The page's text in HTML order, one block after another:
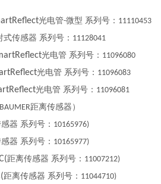
光电管-微型 系列号： 11110453
式传感器 系列号： 11128041
光电管 系列号： 11096080
光电管 系列号： 11096083
光电管 系列号： 11096081
BAUMER距离传感器）
器 系列号： 10165976)
器 系列号： 10165977)
距离传感器 系列号： 11007212)
距离传感器 系列号： 11044710)